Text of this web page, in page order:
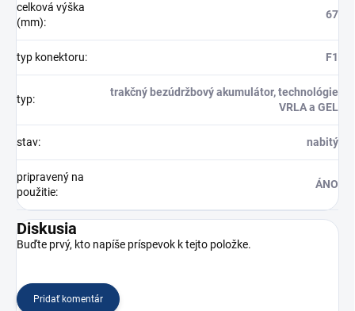
celková výška
(mm):
67
typ konektoru: F1
typ:
trakčný bezúdržbový akumulátor, technológie
VRLA a GEL
stav: nabitý
pripravený na
použitie:
ÁNO
Diskusia
Buďte prvý, kto napíše príspevok k tejto položke.
Pridať komentár